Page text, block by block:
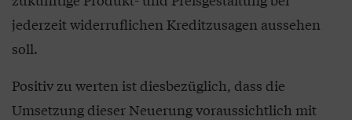
jederzeit widerruflichen Kreditzusagen aussehen
soll.
Positiv zu werten ist diesbezüglich, dass die
Umsetzung dieser Neuerung voraussichtlich mit